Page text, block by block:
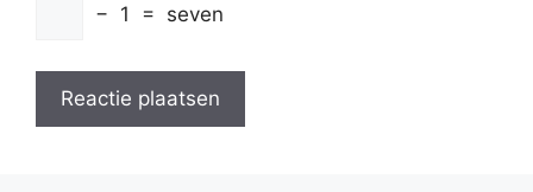
− 1 = seven